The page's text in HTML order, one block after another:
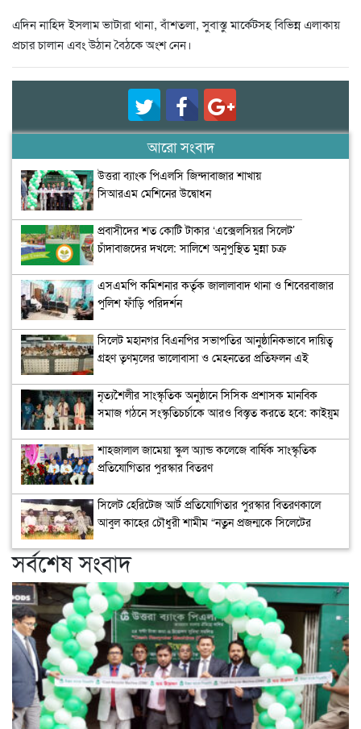
এদিন নাহিদ ইসলাম ভাটারা থানা, বাঁশতলা, সুবাস্তু মার্কেটসহ বিভিন্ন এলাকায়
প্রচার চালান এবং উঠান বৈঠকে অংশ নেন।
আরো সংবাদ
উত্তরা ব্যাংক পিএলসি জিন্দাবাজার শাখায়
সিআরএম মেশিনের উদ্বোধন
প্রবাসীদের শত কোটি টাকার ‘এক্সেলসিয়র সিলেট’
চাঁদাবাজদের দখলে: সালিশে অনুপুস্থিত মুন্না চক্র
এসএমপি কমিশনার কর্তৃক জালালাবাদ থানা ও শিবেরবাজার
পুলিশ ফাঁড়ি পরিদর্শন
সিলেট মহানগর বিএনপির সভাপতির আনুষ্ঠানিকভাবে দায়িত্ব
গ্রহণ তৃণমূলের ভালোবাসা ও মেহনতের প্রতিফলন এই
নৃত্যশৈলীর সাংস্কৃতিক অনুষ্ঠানে সিসিক প্রশাসক মানবিক
সমাজ গঠনে সংস্কৃতিচর্চাকে আরও বিস্তৃত করতে হবে: কাইয়ুম
শাহজালাল জামেয়া স্কুল অ্যান্ড কলেজে বার্ষিক সাংস্কৃতিক
প্রতিযোগিতার পুরস্কার বিতরণ
সিলেট হেরিটেজ আর্ট প্রতিযোগিতার পুরস্কার বিতরণকালে
আবুল কাহের চৌধুরী শামীম “নতুন প্রজন্মকে সিলেটের
সর্বশেষ সংবাদ